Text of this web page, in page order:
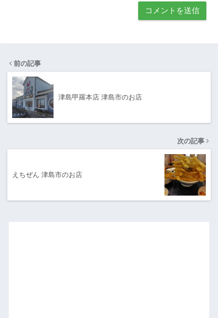
前の記事
津島甲羅本店 津島市のお店
次の記事
えちぜん 津島市のお店